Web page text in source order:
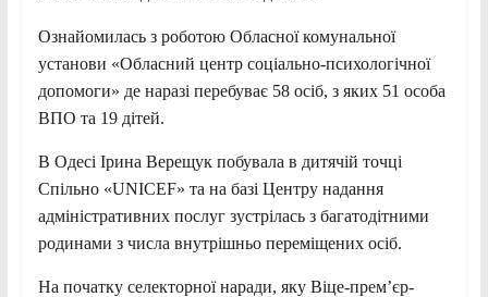
Ознайомилась з роботою Обласної комунальної
установи «Обласний центр соціально-психологічної
допомоги» де наразі перебуває 58 осіб, з яких 51 особа
ВПО та 19 дітей.
В Одесі Ірина Верещук побувала в дитячій точці
Спільно «UNICEF» та на базі Центру надання
адміністративних послуг зустрілась з багатодітними
родинами з числа внутрішньо переміщених осіб.
На початку селекторної наради, яку Віце-прем’єр-